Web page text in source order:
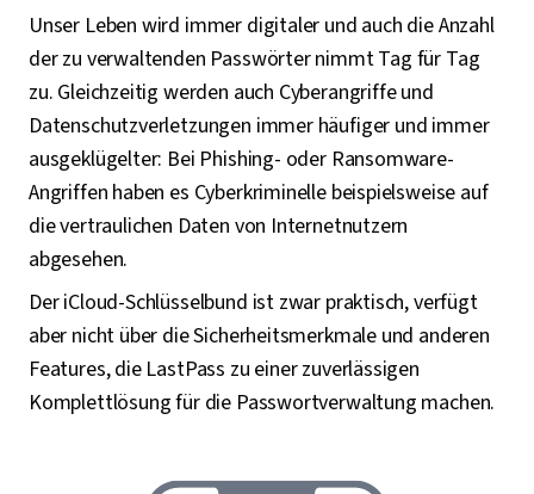
Unser Leben wird immer digitaler und auch die Anzahl
der zu verwaltenden Passwörter nimmt Tag für Tag
zu. Gleichzeitig werden auch Cyberangriffe und
Datenschutzverletzungen immer häufiger und immer
ausgeklügelter: Bei Phishing- oder Ransomware-
Angriffen haben es Cyberkriminelle beispielsweise auf
die vertraulichen Daten von Internetnutzern
abgesehen.
Der iCloud-Schlüsselbund ist zwar praktisch, verfügt
aber nicht über die Sicherheitsmerkmale und anderen
Features, die LastPass zu einer zuverlässigen
Komplettlösung für die Passwortverwaltung machen.